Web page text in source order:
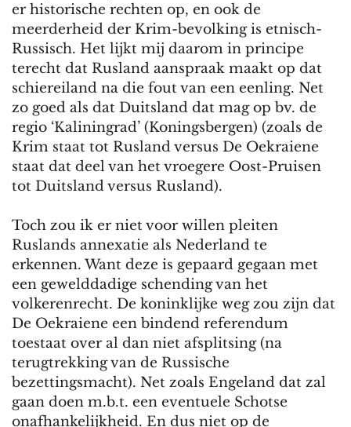
er historische rechten op, en ook de
meerderheid der Krim-bevolking is etnisch-
Russisch. Het lijkt mij daarom in principe
terecht dat Rusland aanspraak maakt op dat
schiereiland na die fout van een eenling. Net
zo goed als dat Duitsland dat mag op bv. de
regio ‘Kaliningrad’ (Koningsbergen) (zoals de
Krim staat tot Rusland versus De Oekraiene
staat dat deel van het vroegere Oost-Pruisen
tot Duitsland versus Rusland).
Toch zou ik er niet voor willen pleiten
Ruslands annexatie als Nederland te
erkennen. Want deze is gepaard gegaan met
een gewelddadige schending van het
volkerenrecht. De koninklijke weg zou zijn dat
De Oekraiene een bindend referendum
toestaat over al dan niet afsplitsing (na
terugtrekking van de Russische
bezettingsmacht). Net zoals Engeland dat zal
gaan doen m.b.t. een eventuele Schotse
onafhankelijkheid. En dus niet op de